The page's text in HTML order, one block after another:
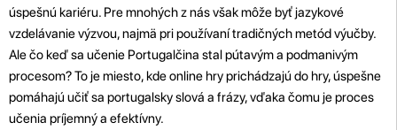
úspešnú kariéru. Pre mnohých z nás však môže byť jazykové
vzdelávanie výzvou, najmä pri používaní tradičných metód výučby.
Ale čo keď sa učenie Portugalčina stal pútavým a podmanivým
procesom? To je miesto, kde online hry prichádzajú do hry, úspešne
pomáhajú učiť sa portugalsky slová a frázy, vďaka čomu je proces
učenia príjemný a efektívny.